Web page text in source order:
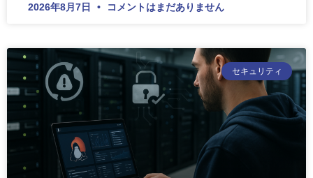
2026年8月7日 コメントはまだありません
セキュリティ